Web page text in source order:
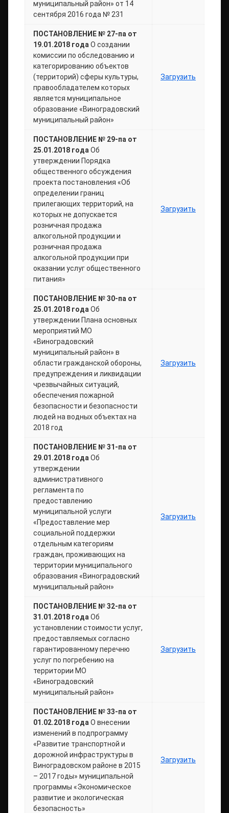
муниципальный район» от 14
сентября 2016 года № 231
ПОСТАНОВЛЕНИЕ № 27-па от
19.01.2018 года О создании
комиссии по обследованию и
категорированию объектов
(территорий) сферы культуры,
правообладателем которых
является муниципальное
образование «Виноградовский
муниципальный район»
Загрузить
ПОСТАНОВЛЕНИЕ № 29-па от
25.01.2018 года Об
утверждении Порядка
общественного обсуждения
проекта постановления «Об
определении границ
прилегающих территорий, на
которых не допускается
розничная продажа
алкогольной продукции и
розничная продажа
алкогольной продукции при
оказании услуг общественного
питания»
Загрузить
ПОСТАНОВЛЕНИЕ № 30-па от
25.01.2018 года Об
утверждении Плана основных
мероприятий МО
«Виноградовский
муниципальный район» в
области гражданской обороны,
предупреждения и ликвидации
чрезвычайных ситуаций,
обеспечения пожарной
безопасности и безопасности
людей на водных объектах на
2018 год
Загрузить
ПОСТАНОВЛЕНИЕ № 31-па от
29.01.2018 года Об
утверждении
административного
регламента по
предоставлению
муниципальной услуги
«Предоставление мер
социальной поддержки
отдельным категориям
граждан, проживающих на
территории муниципального
образования «Виноградовский
муниципальный район»
Загрузить
ПОСТАНОВЛЕНИЕ № 32-па от
31.01.2018 года Об
установлении стоимости услуг,
предоставляемых согласно
гарантированному перечню
услуг по погребению на
территории МО
«Виноградовский
муниципальный район»
Загрузить
ПОСТАНОВЛЕНИЕ № 33-па от
01.02.2018 года О внесении
изменений в подпрограмму
«Развитие транспортной и
дорожной инфраструктуры в
Виноградовском районе в 2015
– 2017 годы» муниципальной
программы «Экономическое
развитие и экологическая
безопасность»
Загрузить